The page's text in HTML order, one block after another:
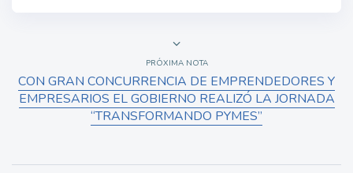
PRÓXIMA NOTA
CON GRAN CONCURRENCIA DE EMPRENDEDORES Y
EMPRESARIOS EL GOBIERNO REALIZÓ LA JORNADA
“TRANSFORMANDO PYMES”